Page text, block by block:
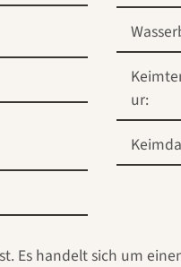
ur:
Es handelt sich um